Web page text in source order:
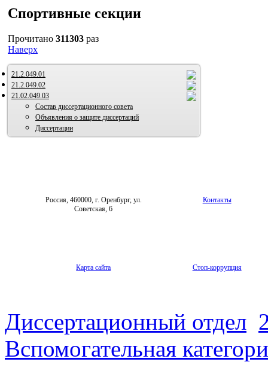
Спортивные секции
Прочитано 311303 раз
Наверх
21.2.049.01
21.2.049.02
21.02.049.03
Состав диссертационного совета
Объявления о защите диссертаций
Диссертации
Россия, 460000, г. Оренбург, ул.
Советская, 6
Контакты
Карта сайта Стоп-коррупция
Диссертационный отдел
Вспомогательная